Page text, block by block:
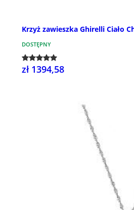
Krzyż zawieszka Ghirelli Ciało
DOSTĘPNY
zł 1394,58